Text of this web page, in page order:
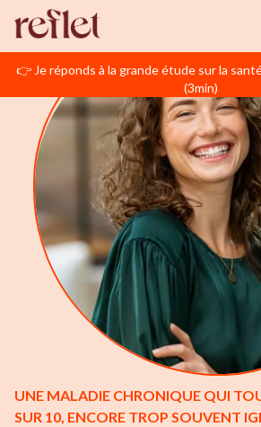
👉 Je réponds à la grande étude sur la
(3min)
UNE MALADIE CHRONIQUE QUI
SUR 10, ENCORE TROP SOUVENT